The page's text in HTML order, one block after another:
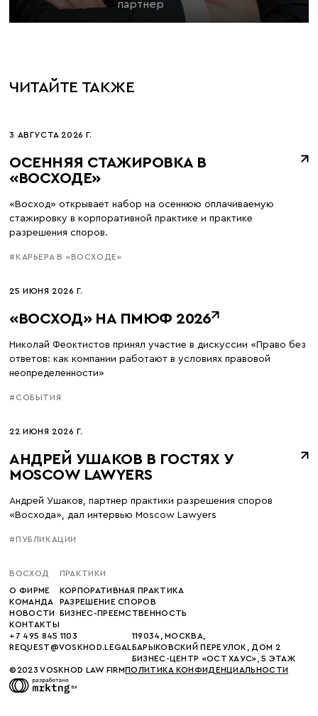
партнер
ЧИТАЙТЕ ТАКЖЕ
3 АВГУСТА 2026 Г.
ОСЕННЯЯ СТАЖИРОВКА В
«ВОСХОДЕ»
«Восход» открывает набор на осеннюю оплачиваемую
стажировку в корпоративной практике и практике
разрешения споров.
#КАРЬЕРА В «ВОСХОДЕ»
25 ИЮНЯ 2026 Г.
«ВОСХОД» НА ПМЮФ 2026
Николай Феоктистов принял участие в дискуссии «Право без
ответов: как компании работают в условиях правовой
неопределенности»
#СОБЫТИЯ
22 ИЮНЯ 2026 Г.
АНДРЕЙ УШАКОВ В ГОСТЯХ У
MOSCOW LAWYERS
Андрей Ушаков, партнер практики разрешения споров
«Восхода», дал интервью Moscow Lawyers
#ПУБЛИКАЦИИ
ВОСХОД
О ФИРМЕ
КОМАНДА
НОВОСТИ
КОНТАКТЫ
ПРАКТИКИ
КОРПОРАТИВНАЯ ПРАКТИКА
РАЗРЕШЕНИЕ СПОРОВ
БИЗНЕС-ПРЕЕМСТВЕННОСТЬ
+7 495 845 1103
REQUEST@VOSKHOD.LEGAL
©2023 VOSKHOD LAW FIRMПОЛИТИКА КОНФИДЕНЦИАЛЬНОСТИ
119034, МОСКВА,
БАРЫКОВСКИЙ ПЕРЕУЛОК, ДОМ 2
БИЗНЕС-ЦЕНТР «ОСТ ХАУС», 5 ЭТАЖ